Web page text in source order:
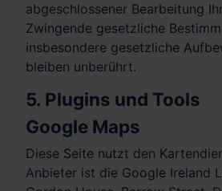
abgeschlossener Bearbeitung
Zwingende gesetzliche
insbesondere gesetzliche
bleiben unberührt.
5. Plugins und Tools
Google Maps
Diese Seite nutzt den
Anbieter ist die Google Ireland